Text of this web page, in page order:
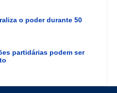
o poder durante 50
partidárias podem ser